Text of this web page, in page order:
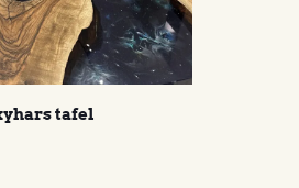
tafel